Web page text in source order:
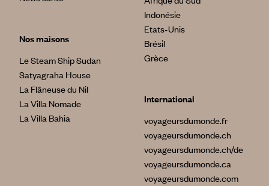
Nos maisons
Le Steam Ship Sudan
Satyagraha House
La Flâneuse du Nil
La Villa Nomade
La Villa Bahia
Indonésie
Etats-Unis
Brésil
Grèce
International
voyageursdumonde.fr
voyageursdumonde.ch
voyageursdumonde.ch/de
voyageursdumonde.ca
voyageursdumonde.com